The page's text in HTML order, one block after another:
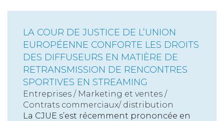
LA COUR DE JUSTICE DE L’UNION
EUROPÉENNE CONFORTE LES DROITS
DES DIFFUSEURS EN MATIÈRE DE
RETRANSMISSION DE RENCONTRES
SPORTIVES EN STREAMING
Entreprises / Marketing et ventes /
Contrats commerciaux/ distribution
La CJUE s’est récemment prononcée en